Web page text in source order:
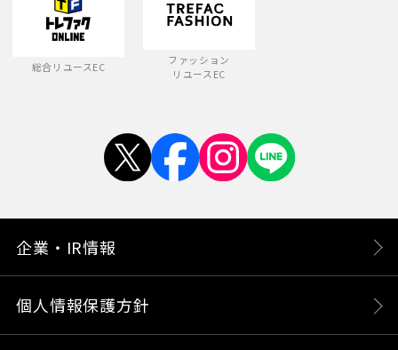
総合リユースEC
ファッション
リユースEC
企業・IR情報
個人情報保護方針